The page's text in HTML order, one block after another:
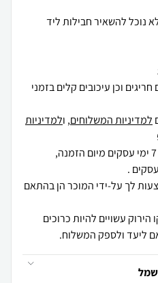
נוכל להשאיר חבילות ליד
וכן עיכובים קלים בזמני
למדיניות המשלוחים, ולמדיניות
לך על-ידי המוכר הן בהתאם
עשויים להיות כרוכים
ליעד ולספק המשלוח.